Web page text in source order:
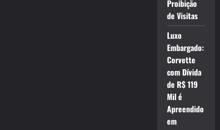
Proibição
de Visitas
Luxo
Embargado:
Corvette
com Dívida
de R$ 119
Mil é
Apreendido
em